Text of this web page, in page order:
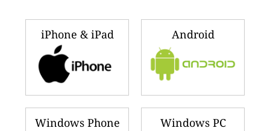
iPhone & iPad Android
Windows Phone Windows PC